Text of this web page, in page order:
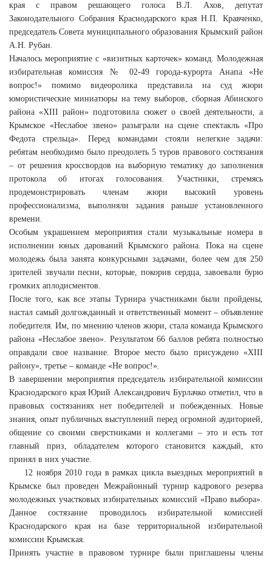
края с правом решающего голоса В.Л. Ахов, депутат
Законодательного Собрания Краснодарского края Н.П. Кравченко,
председатель Совета муниципального образования Крымский район
А.Н. Рубан.
Началось мероприятие с «визитных карточек» команд. Молодежная
избирательная комиссия № 02-49 города-курорта Анапа «Не
вопрос!» помимо видеоролика представила на суд жюри
юмористические миниатюры на тему выборов, сборная Абинского
района «XIII район» подготовила сюжет о своей деятельности, а
Крымское «Неслабое звено» разыграли на сцене спектакль «Про
Федота стрельца». Перед командами стояли нелегкие задачи:
ребятам необходимо было преодолеть 5 туров правового состязания
– от решения кроссвордов на выборную тематику до заполнения
протокола об итогах голосования. Участники, стремясь
продемонстрировать членам жюри высокий уровень
профессионализма, выполняли задания раньше установленного
времени.
Особым украшением мероприятия стали музыкальные номера в
исполнении юных дарований Крымского района. Пока на сцене
молодежь была занята конкурсными задачами, более чем для 250
зрителей звучали песни, которые, покорив сердца, завоевали бурю
громких аплодисментов.
После того, как все этапы Турнира участниками были пройдены,
настал самый долгожданный и ответственный момент – объявление
победителя. Им, по мнению членов жюри, стала команда Крымского
района «Неслабое звено». Результатом 66 баллов ребята полностью
оправдали свое название. Второе место было присуждено «XIII
району», третье – команде «Не вопрос!».
В завершении мероприятия председатель избирательной комиссии
Краснодарского края Юрий Александрович Бурлачко отметил, что в
правовых состязаниях нет победителей и побежденных. Новые
знания, опыт публичных выступлений перед огромной аудиторией,
общение со своими сверстниками и коллегами – это и есть тот
главный приз, обладателем которого становится каждый, кто
принял в них участие.
12 ноября 2010 года в рамках цикла выездных мероприятий в
Крымске был проведен Межрайонный турнир кадрового резерва
молодежных участковых избирательных комиссий «Право выбора».
Данное состязание проводилось избирательной комиссией
Краснодарского края на базе территориальной избирательной
комиссии Крымская.
Принять участие в правовом турнире были приглашены члены